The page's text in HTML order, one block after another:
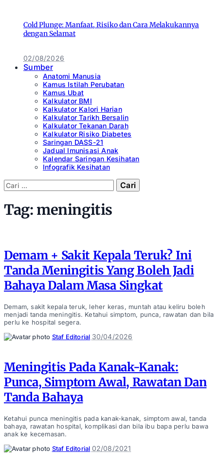
Cold Plunge: Manfaat, Risiko dan Cara Melakukannya
dengan Selamat
02/08/2026
Sumber
Anatomi Manusia
Kamus Istilah Perubatan
Kamus Ubat
Kalkulator BMI
Kalkulator Kalori Harian
Kalkulator Tarikh Bersalin
Kalkulator Tekanan Darah
Kalkulator Risiko Diabetes
Saringan DASS-21
Jadual Imunisasi Anak
Kalendar Saringan Kesihatan
Infografik Kesihatan
Cari:
Tag: meningitis
Demam + Sakit Kepala Teruk? Ini
Tanda Meningitis Yang Boleh Jadi
Bahaya Dalam Masa Singkat
Demam, sakit kepala teruk, leher keras, muntah atau keliru boleh
menjadi tanda meningitis. Ketahui simptom, punca, rawatan dan bila
perlu ke hospital segera.
Posted
by
Staf Editorial 30/04/2026
Meningitis Pada Kanak-Kanak:
Punca, Simptom Awal, Rawatan Dan
Tanda Bahaya
Ketahui punca meningitis pada kanak-kanak, simptom awal, tanda
bahaya, rawatan hospital, komplikasi dan bila ibu bapa perlu bawa
anak ke kecemasan.
Posted
Staf Editorial 02/08/2021